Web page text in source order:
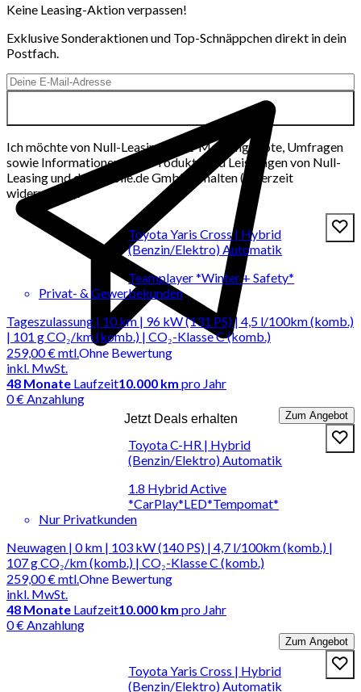
Keine Leasing-Aktion verpassen!
Exklusive Sonderaktionen und Top-Schnäppchen direkt in dein
Postfach.
Jetzt Deals erhalten
Ich möchte von Null-Leasing per E-Mail Angebote, Umfragen
sowie Informationen über Produkte und Leistungen von Null-
Leasing und der mobile.de GmbH erhalten (jederzeit
widerrufbar).
Toyota Yaris Cross | Hybrid
(Benzin/Elektro) Automatik
Teamplayer *Winter + Safety*
Privat- & Gewerbekunden
Tageszulassung | 10 km | 96 kW (131 PS) | 4,5 l/100km (komb.)
| 101 g CO₂/km (komb.) | CO₂-Klasse C (komb.)
259,00 €mtl.
inkl. MwSt.
Ohne Bewertung
48 Monate Laufzeit10.000 km pro Jahr
0 € Anzahlung
Zum Angebot
Toyota C-HR | Hybrid
(Benzin/Elektro) Automatik
1.8 Hybrid Active
*CarPlay*LED*Tempomat*
Nur Privatkunden
Neuwagen | 0 km | 103 kW (140 PS) | 4,7 l/100km (komb.) |
107 g CO₂/km (komb.) | CO₂-Klasse C (komb.)
259,00 €mtl.
inkl. MwSt.
Ohne Bewertung
48 Monate Laufzeit10.000 km pro Jahr
0 € Anzahlung
Zum Angebot
Toyota Yaris Cross | Hybrid
(Benzin/Elektro) Automatik